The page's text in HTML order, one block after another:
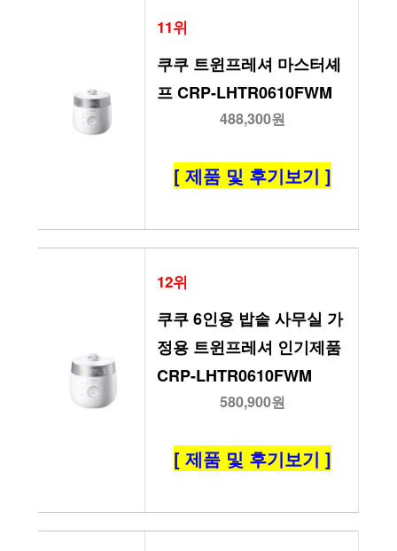
11위
쿠쿠 트윈프레셔 마스터셰
프 CRP-LHTR0610FWM
488,300원
[ 제품 및 후기보기 ]
12위
쿠쿠 6인용 밥솥 사무실 가
정용 트윈프레셔 인기제품
CRP-LHTR0610FWM
580,900원
[ 제품 및 후기보기 ]